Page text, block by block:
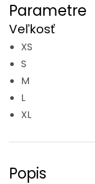
Parametre
Veľkosť
XS
S
M
L
XL
Popis